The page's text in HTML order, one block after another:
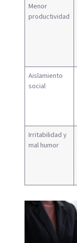
Menor
productividad
Aislamiento
social
Irritabilidad y
mal humor